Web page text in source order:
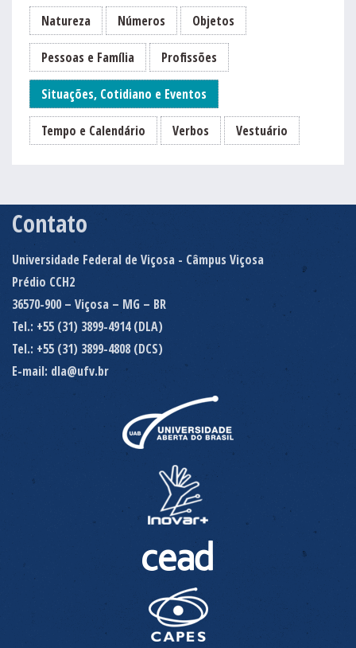
Natureza Números Objetos
Pessoas e Família Profissões
Situações, Cotidiano e Eventos
Tempo e Calendário Verbos Vestuário
Contato
Universidade Federal de Viçosa - Câmpus Viçosa
Prédio CCH2
36570-900 – Viçosa – MG – BR
Tel.: +55 (31) 3899-4914 (DLA)
Tel.: +55 (31) 3899-4808 (DCS)
E-mail: dla@ufv.br